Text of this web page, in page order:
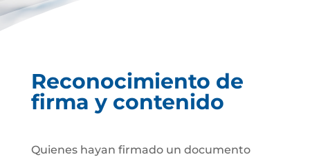
Reconocimiento de
firma y contenido
Quienes hayan firmado un documento